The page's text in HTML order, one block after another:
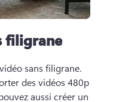
filigrane
sans filigrane.
des vidéos 480p
aussi créer un